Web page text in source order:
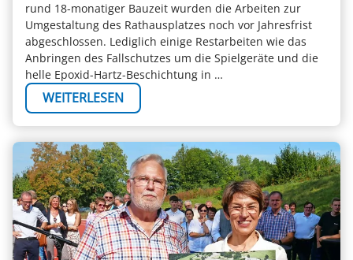
rund 18-monatiger Bauzeit wurden die Arbeiten zur
Umgestaltung des Rathausplatzes noch vor Jahresfrist
abgeschlossen. Lediglich einige Restarbeiten wie das
Anbringen des Fallschutzes um die Spielgeräte und die
helle Epoxid-Hartz-Beschichtung in …
WEITERLESEN